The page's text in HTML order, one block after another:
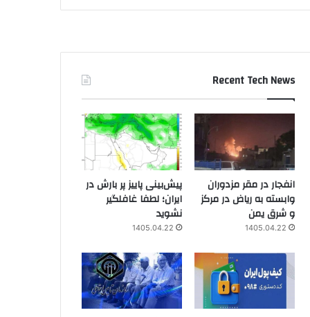
Recent Tech News
انفجار در مقر مزدوران
وابسته به ریاض در مرکز
و شرق یمن
1405.04.22
پیش‌بینی پاییز پر بارش در
ایران؛ لطفا غافلگیر
نشوید
1405.04.22